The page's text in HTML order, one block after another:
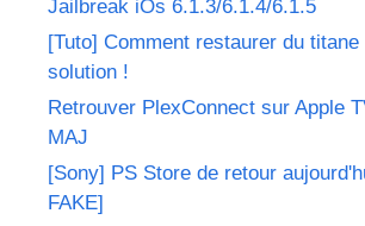
Jailbreak iOs 6.1.3/6.1.4/6.1.5
[Tuto] Comment restaurer du
solution !
Retrouver PlexConnect sur Apple
MAJ
[Sony] PS Store de retour
FAKE]